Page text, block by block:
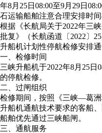
年8月25日08:00至9月29日
石运输船舶注意合理安排时间
根据《长航局关于2022年三
批复》（长航函道〔2022〕
升船机计划性停航检修安排通
一、检修时间
三峡升船机于2022年8月25日
的停航检修。
二、过闸组织
检修期间，按照《三峡—葛
升船机通航技术要求的客船
船舶优先通过三峡船闸。
三、通航服务